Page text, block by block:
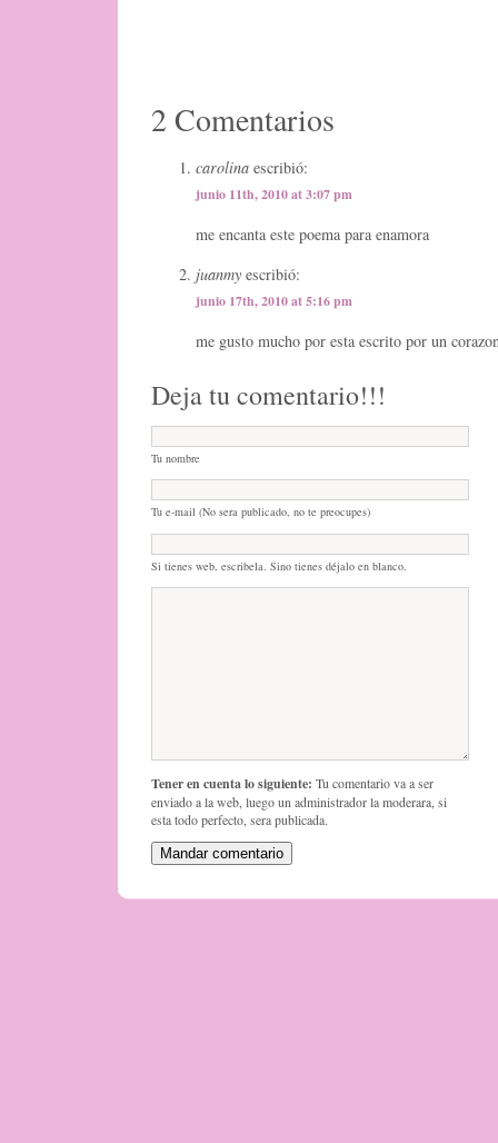
2 Comentarios
carolina escribió:
junio 11th, 2010 at 3:07 pm
me encanta este poema para enamora
juanmy escribió:
junio 17th, 2010 at 5:16 pm
me gusto mucho por esta escrito por un
Deja tu comentario!!!
Tu nombre
Tu e-mail (No sera publicado, no te preocupes)
Si tienes web, escribela. Sino tienes déjalo en blanco.
Tener en cuenta lo siguiente: Tu comentario va a ser
enviado a la web, luego un administrador la moderara, si
esta todo perfecto, sera publicada.